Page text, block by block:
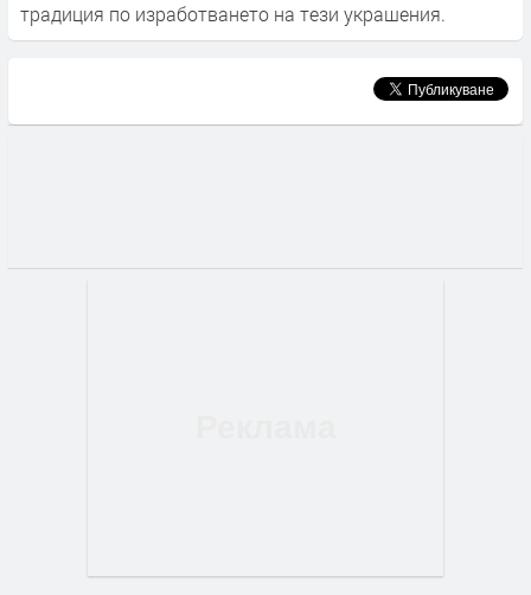
традиция по изработването на тези украшения.